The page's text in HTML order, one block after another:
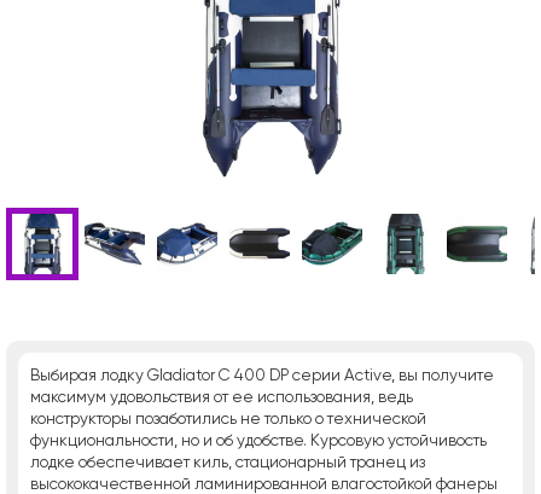
Выбирая лодку Gladiator C 400 DP серии Active, вы получите
максимум удовольствия от ее использования, ведь
конструкторы позаботились не только о технической
функциональности, но и об удобстве. Курсовую устойчивость
лодке обеспечивает киль, стационарный транец из
высококачественной ламинированной влагостойкой фанеры